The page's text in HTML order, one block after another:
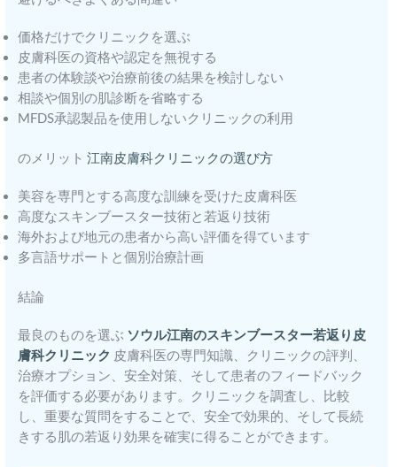
価格だけでクリニックを選ぶ
皮膚科医の資格や認定を無視する
患者の体験談や治療前後の結果を検討しない
相談や個別の肌診断を省略する
MFDS承認製品を使用しないクリニックの利用
のメリット江南皮膚科クリニックの選び方
美容を専門とする高度な訓練を受けた皮膚科医
高度なスキンブースター技術と若返り技術
海外および地元の患者から高い評価を得ています
多言語サポートと個別治療計画
結論
最良のものを選ぶ ソウル江南のスキンブースター若返り皮
膚科クリニック 皮膚科医の専門知識、クリニックの評判、
治療オプション、安全対策、そして患者のフィードバック
を評価する必要があります。クリニックを調査し、比較
し、重要な質問をすることで、安全で効果的、そして長続
きする肌の若返り効果を確実に得ることができます。